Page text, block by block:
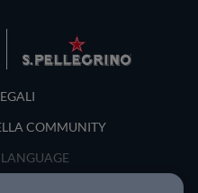
COMMUNITY